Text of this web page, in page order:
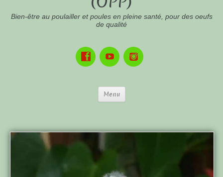
Bien-être au poulailler et poules en pleine santé, pour des oeufs
de qualité
Menu